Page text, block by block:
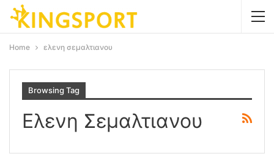
Home ελενη σεμαλτιανου
Browsing Tag
Ελενη Σεμαλτιανου